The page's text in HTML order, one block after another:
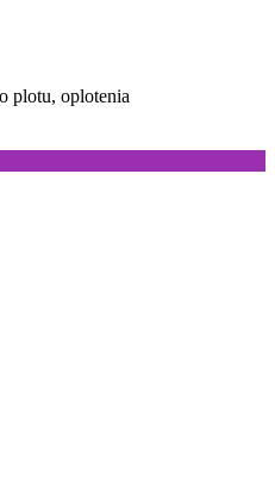
plotu, oplotenia